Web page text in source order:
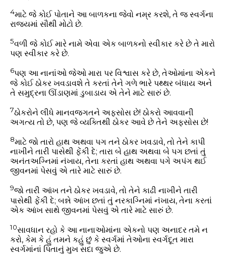
4માટે જે કોઈ પોતાને આ બાળકના જેવો નમ્ર કરશે, તે જ સ્વર્ગના
રાજ્યમાં સૌથી મોટો છે.
5વળી જે કોઈ મારે નામે એવા એક બાળકનો સ્વીકાર કરે છે તે મારો
પણ સ્વીકાર કરે છે.
6પણ આ નાનાંઓ જેઓ મારા પર વિશ્વાસ કરે છે, તેઓમાંના એકને
જે કોઈ ઠોકર ખવડાવશે તે કરતાં તેને ગળે ભારે પથ્થર બંધાય અને
તે સમુદ્રના ઊંડાણમાં ડુબાડાય એ તેને માટે સારું છે.
7ઠોકરોને લીધે માનવજગતને અફસોસ છે! ઠોકરો આવવાની
અગત્ય તો છે, પણ જે વ્યક્તિથી ઠોકર આવે છે તેને અફસોસ છે!
8માટે જો તારો હાથ અથવા પગ તને ઠોકર ખવડાવે, તો તેને કાપી
નાખીને તારી પાસેથી ફેંકી દે; તારા બે હાથ અથવા બે પગ છતાં તું
અનંતઅગ્નિમાં નંખાય, તેના કરતાં હાથ અથવા પગે અપંગ થઈ
જીવનમાં પેસવું એ તારે માટે સારું છે.
9જો તારી આંખ તને ઠોકર ખવડાવે, તો તેને કાઢી નાખીને તારી
પાસેથી ફેંકી દે; બન્ને આંખ છતાં તું નરકાગ્નિમાં નંખાય, તેના કરતાં
એક આંખ સાથે જીવનમાં પેસવું એ તારે માટે સારું છે.
10સાવધાન રહો કે આ નાનાઓમાંના એકનો પણ અનાદર તમે ન
કરો, કેમ કે હું તમને કહું છું કે સ્વર્ગમાં તેઓના સ્વર્ગદૂત મારા
સ્વર્ગમાંનાં પિતાનું મુખ સદા જુએ છે.